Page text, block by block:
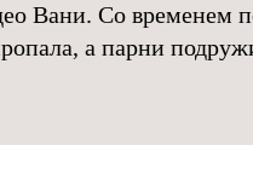
Вани. Со временем
а парни